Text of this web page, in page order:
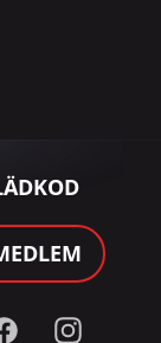
Instagram